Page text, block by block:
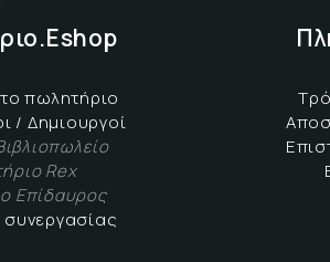
πωλητήριο
/ Δημιουργοί
Rex
Επίδαυρος